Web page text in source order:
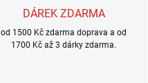
DÁREK ZDARMA
od 1500 Kč zdarma doprava a od
1700 Kč až 3 dárky zdarma.